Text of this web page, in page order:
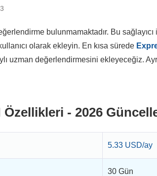
bulunmamaktadır. Bu
olarak ekleyin. En kısa sürede
uzman değerlendirmesini ekleyeceğiz.
- 2026
5.33 USD/ay
30 Gün